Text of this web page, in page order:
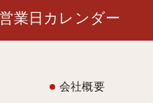
業日カレンダー
会社概要